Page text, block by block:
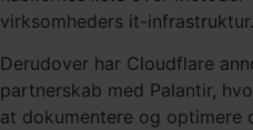
virksomheders it-infrastruktur.
Derudover har Cloudflare
partnerskab med Palantir,
at dokumentere og optimere